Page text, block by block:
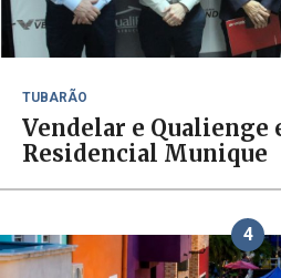
TUBARÃO
Vendelar e Qualienge
Residencial Munique
4